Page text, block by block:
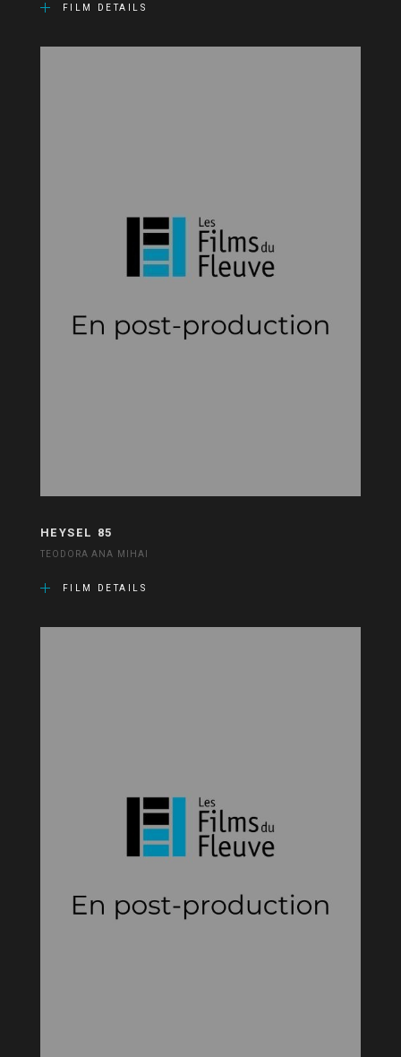
FILM DETAILS
HEYSEL 85
TEODORA ANA MIHAI
FILM DETAILS